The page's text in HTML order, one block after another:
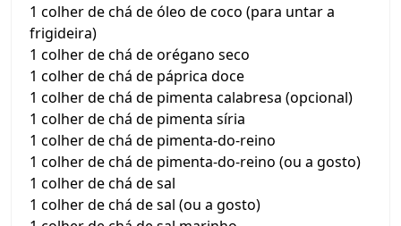
1 colher de chá de óleo de coco (para untar a
frigideira)
1 colher de chá de orégano seco
1 colher de chá de páprica doce
1 colher de chá de pimenta calabresa (opcional)
1 colher de chá de pimenta síria
1 colher de chá de pimenta-do-reino
1 colher de chá de pimenta-do-reino (ou a gosto)
1 colher de chá de sal
1 colher de chá de sal (ou a gosto)